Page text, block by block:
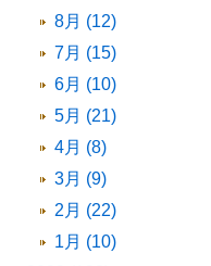
8月 (12)
7月 (15)
6月 (10)
5月 (21)
4月 (8)
3月 (9)
2月 (22)
1月 (10)